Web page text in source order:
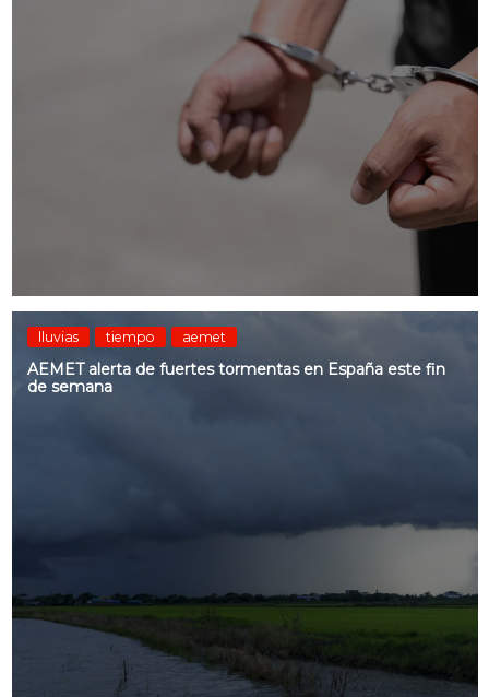
lluvias tiempo aemet
AEMET alerta de fuertes tormentas en España este fin
de semana